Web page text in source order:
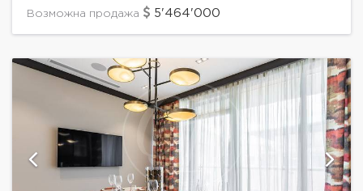
совмещена с кухней, мастер-спальня с отдельной
Возможна продажа 5'464'000